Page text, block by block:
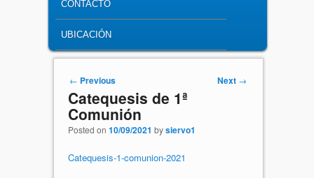
CONTACTO
UBICACIÓN
Post navigation
← Previous Next →
Catequesis de 1ª
Comunión
Posted on 10/09/2021 bysiervo1
Catequesis-1-comunion-2021